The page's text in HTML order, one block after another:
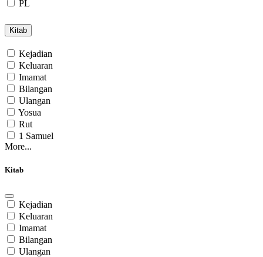
PL
Kitab
Kejadian
Keluaran
Imamat
Bilangan
Ulangan
Yosua
Rut
1 Samuel
More...
Kitab
Kejadian
Keluaran
Imamat
Bilangan
Ulangan